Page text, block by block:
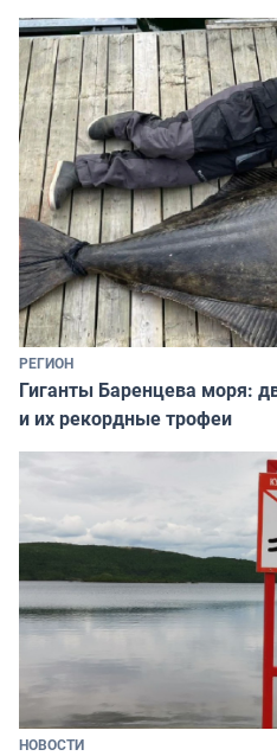
РЕГИОН
Гиганты Баренцева моря:
и их рекордные трофеи
НОВОСТИ